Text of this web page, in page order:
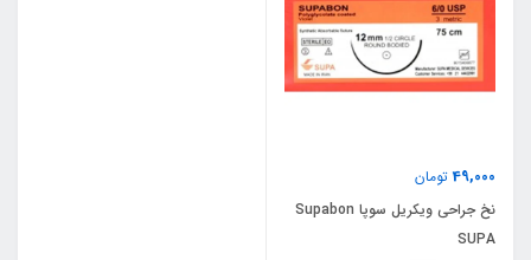
49,000تومان
نخ جراحی ویکریل سوپا Supabon
SUPA